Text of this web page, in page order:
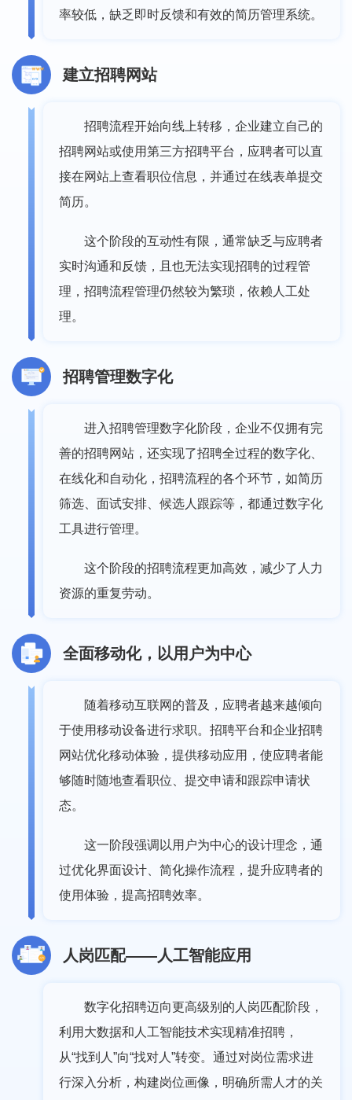
率较低，缺乏即时反馈和有效的简历管理系统。
建立招聘网站
招聘流程开始向线上转移，企业建立自己的
招聘网站或使用第三方招聘平台，应聘者可以直
接在网站上查看职位信息，并通过在线表单提交
简历。
这个阶段的互动性有限，通常缺乏与应聘者
实时沟通和反馈，且也无法实现招聘的过程管
理，招聘流程管理仍然较为繁琐，依赖人工处
理。
招聘管理数字化
进入招聘管理数字化阶段，企业不仅拥有完
善的招聘网站，还实现了招聘全过程的数字化、
在线化和自动化，招聘流程的各个环节，如简历
筛选、面试安排、候选人跟踪等，都通过数字化
工具进行管理。
这个阶段的招聘流程更加高效，减少了人力
资源的重复劳动。
全面移动化，以用户为中心
随着移动互联网的普及，应聘者越来越倾向
于使用移动设备进行求职。招聘平台和企业招聘
网站优化移动体验，提供移动应用，使应聘者能
够随时随地查看职位、提交申请和跟踪申请状
态。
这一阶段强调以用户为中心的设计理念，通
过优化界面设计、简化操作流程，提升应聘者的
使用体验，提高招聘效率。
人岗匹配——人工智能应用
数字化招聘迈向更高级别的人岗匹配阶段，
利用大数据和人工智能技术实现精准招聘，
从“找到人”向“找对人”转变。通过对岗位需求进
行深入分析，构建岗位画像，明确所需人才的关